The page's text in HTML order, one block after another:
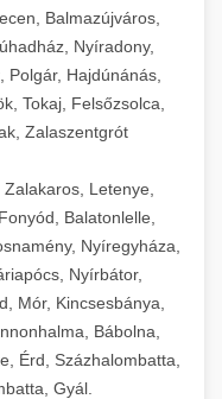
Balmazújváros,
Nyíradony,
Hajdúnánás,
Tokaj, Felsőzsolca,
Zalaszentgrót
Letenye,
Balatonlelle,
Nyíregyháza,
Nyírbátor,
Mór, Kincsesbánya,
Bábolna,
Érd, Százhalombatta,
Gyál.